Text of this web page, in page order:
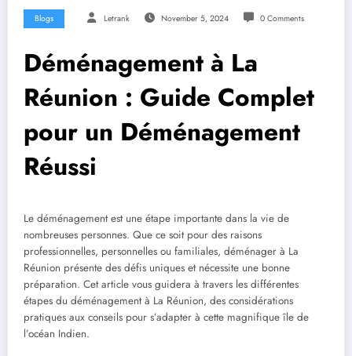
Blogs Letrank November 5, 2024 0 Comments
Déménagement à La
Réunion : Guide Complet
pour un Déménagement
Réussi
Le déménagement est une étape importante dans la vie de
nombreuses personnes. Que ce soit pour des raisons
professionnelles, personnelles ou familiales, déménager à La
Réunion présente des défis uniques et nécessite une bonne
préparation. Cet article vous guidera à travers les différentes
étapes du déménagement à La Réunion, des considérations
pratiques aux conseils pour s’adapter à cette magnifique île de
l’océan Indien.